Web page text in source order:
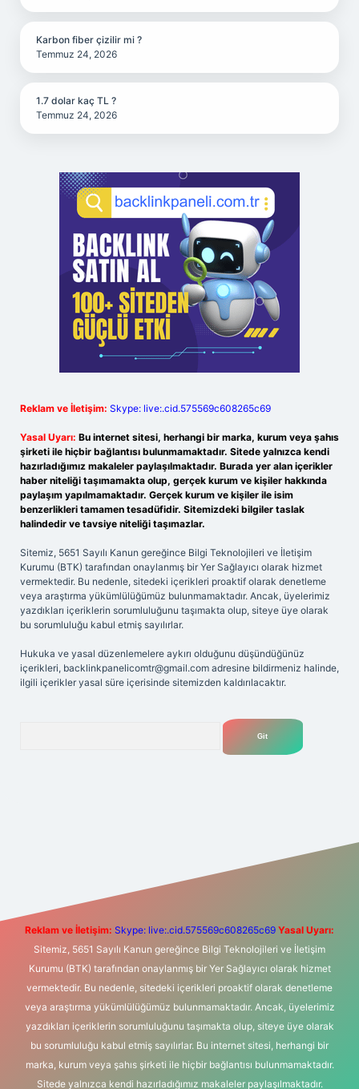
Karbon fiber çizilir mi ?
Temmuz 24, 2026
1.7 dolar kaç TL ?
Temmuz 24, 2026
Reklam ve İletişim: Skype: live:.cid.575569c608265c69
Yasal Uyarı: Bu internet sitesi, herhangi bir marka, kurum veya şahıs
şirketi ile hiçbir bağlantısı bulunmamaktadır. Sitede yalnızca kendi
hazırladığımız makaleler paylaşılmaktadır. Burada yer alan içerikler
haber niteliği taşımamakta olup, gerçek kurum ve kişiler hakkında
paylaşım yapılmamaktadır. Gerçek kurum ve kişiler ile isim
benzerlikleri tamamen tesadüfidir. Sitemizdeki bilgiler taslak
halindedir ve tavsiye niteliği taşımazlar.
Sitemiz, 5651 Sayılı Kanun gereğince Bilgi Teknolojileri ve İletişim
Kurumu (BTK) tarafından onaylanmış bir Yer Sağlayıcı olarak hizmet
vermektedir. Bu nedenle, sitedeki içerikleri proaktif olarak denetleme
veya araştırma yükümlülüğümüz bulunmamaktadır. Ancak, üyelerimiz
yazdıkları içeriklerin sorumluluğunu taşımakta olup, siteye üye olarak
bu sorumluluğu kabul etmiş sayılırlar.
Hukuka ve yasal düzenlemelere aykırı olduğunu düşündüğünüz
içerikleri, backlinkpanelicomtr@gmail.com adresine bildirmeniz halinde,
ilgili içerikler yasal süre içerisinde sitemizden kaldırılacaktır.
Reklam ve İletişim: Skype: live:.cid.575569c608265c69 Yasal Uyarı:
Sitemiz, 5651 Sayılı Kanun gereğince Bilgi Teknolojileri ve İletişim
Kurumu (BTK) tarafından onaylanmış bir Yer Sağlayıcı olarak hizmet
vermektedir. Bu nedenle, sitedeki içerikleri proaktif olarak denetleme
veya araştırma yükümlülüğümüz bulunmamaktadır. Ancak, üyelerimiz
yazdıkları içeriklerin sorumluluğunu taşımakta olup, siteye üye olarak
bu sorumluluğu kabul etmiş sayılırlar. Bu internet sitesi, herhangi bir
marka, kurum veya şahıs şirketi ile hiçbir bağlantısı bulunmamaktadır.
Sitede yalnızca kendi hazırladığımız makaleler paylaşılmaktadır.